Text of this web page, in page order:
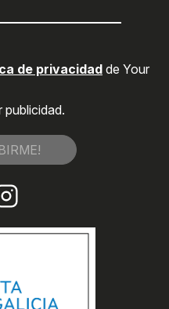
de privacidadde Your
publicidad.